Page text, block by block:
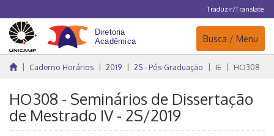
Traduzir/Translate
Navegação
Busca / Menu
Caderno Horários 2019 2S - Pós-Graduação IE HO308
HO308 - Seminários de Dissertação
de Mestrado IV - 2S/2019